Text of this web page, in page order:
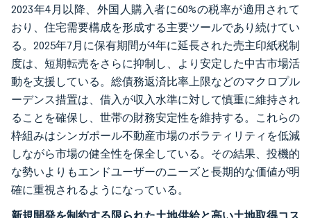
2023年4月以降、外国人購入者に60%の税率が適用されて
おり、住宅需要構成を形成する主要ツールであり続けてい
る。2025年7月に保有期間が4年に延長された売主印紙税制
度は、短期転売をさらに抑制し、より安定した中古市場活
動を支援している。総債務返済比率上限などのマクロプル
ーデンス措置は、借入が収入水準に対して慎重に維持され
ることを確保し、世帯の財務安定性を維持する。これらの
枠組みはシンガポール不動産市場のボラティリティを低減
しながら市場の健全性を保全している。その結果、投機的
な勢いよりもエンドユーザーのニーズと長期的な価値が明
確に重視されるようになっている。
新規開発を制約する限られた土地供給と高い土地取得コス